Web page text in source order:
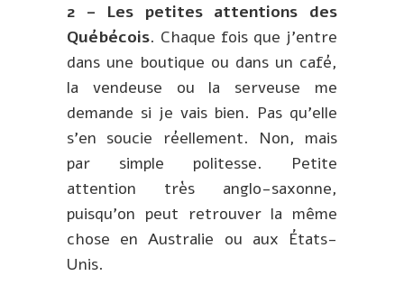
2 – Les petites attentions des
Québécois. Chaque fois que j’entre
dans une boutique ou dans un café,
la vendeuse ou la serveuse me
demande si je vais bien. Pas qu’elle
s’en soucie réellement. Non, mais
par simple politesse. Petite
attention très anglo-saxonne,
puisqu’on peut retrouver la même
chose en Australie ou aux États-
Unis.